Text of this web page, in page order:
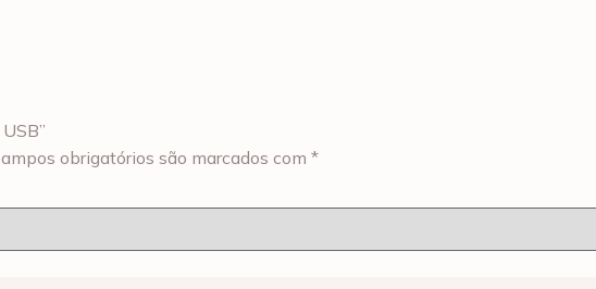
obrigatórios são marcados com *